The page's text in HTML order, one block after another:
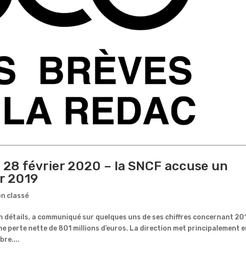
février 2020 – la SNCF accuse un
2019
classé
détails, a communiqué sur quelques uns de ses chiffres concernant
perte nette de 801 millions d’euros. La direction met principalement